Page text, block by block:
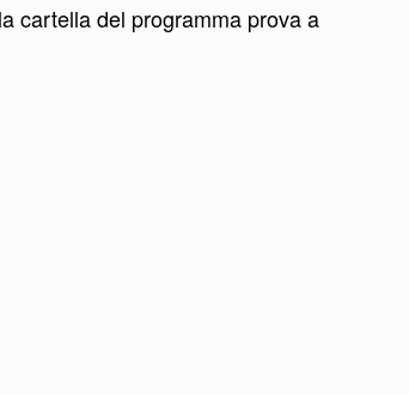
cartella del programma prova a